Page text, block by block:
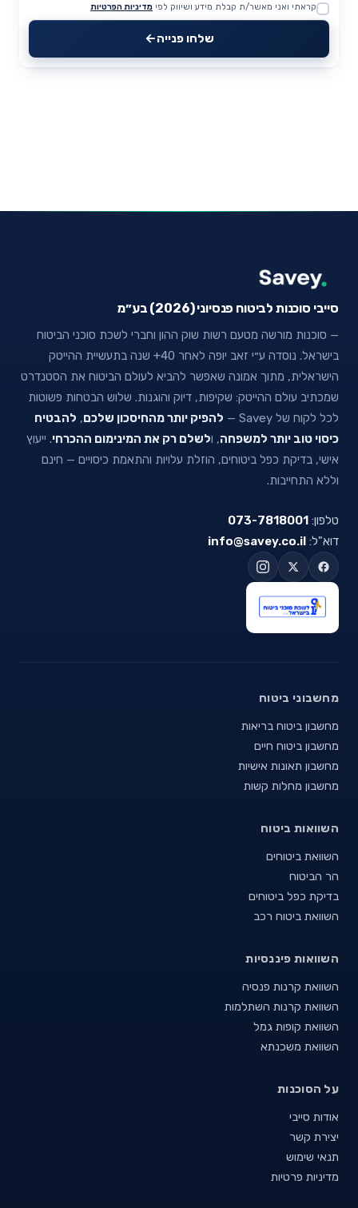
Website
קראתי ואני מאשר/ת קבלת מידע ושיווק לפי מדיניות הפרטיות
שלחו פנייה
סייבי סוכנות לביטוח פנסיוני (2026) בע״מ
— סוכנות מורשה מטעם רשות שוק ההון וחברי לשכת סוכני הביטוח
בישראל. נוסדה ע״י זאב יופה לאחר 40+ שנה בתעשיית ההייטק
הישראלית, מתוך אמונה שאפשר להביא לעולם הביטוח את הסטנדרט
שמכתיב עולם ההייטק: שקיפות, דיוק והוגנות. שלוש הבטחות פשוטות
לכל לקוח של Savey —
להפיק יותר מהחיסכון שלכם, להבטיח
כיסוי טוב יותר למשפחה, ולשלם רק את המינימום ההכרחי. ייעוץ
אישי, בדיקת כפל ביטוחים, הוזלת עלויות והתאמת כיסויים — חינם
וללא התחייבות.
טלפון: 073-7818001
דוא"ל: info@savey.co.il
מחשבוני ביטוח
מחשבון ביטוח בריאות
מחשבון ביטוח חיים
מחשבון תאונות אישיות
מחשבון מחלות קשות
השוואות ביטוח
השוואת ביטוחים
הר הביטוח
בדיקת כפל ביטוחים
השוואת ביטוח רכב
השוואות פיננסיות
השוואת קרנות פנסיה
השוואת קרנות השתלמות
השוואת קופות גמל
השוואת משכנתא
על הסוכנות
אודות סייבי
יצירת קשר
תנאי שימוש
מדיניות פרטיות